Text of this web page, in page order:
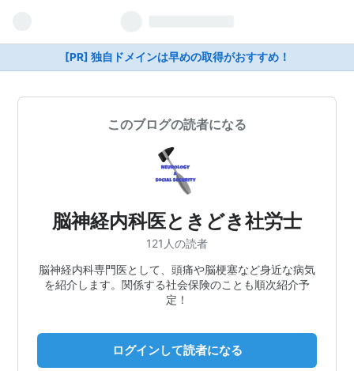
[PR] 独自ドメインは早めの取得がおすすめ！
このブログの読者になる
脳神経内科医ときどき社労士
121人の読者
脳神経内科専門医として、頭痛や脳梗塞など身近な病気
を紹介します。関係する社会保険のことも順次紹介予
定！
ログインして読者になる